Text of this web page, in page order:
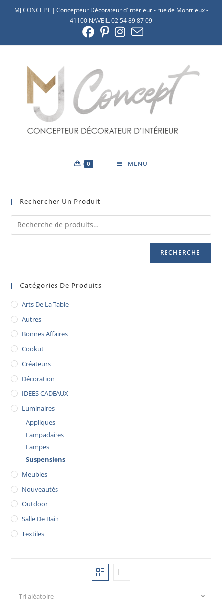
MJ CONCEPT | Concepteur Décorateur d'intérieur - rue de Montrieux -
41100 NAVEIL. 02 54 89 87 09
0 MENU
Tri aléatoire
Rechercher Un Produit
RECHERCHE
Catégories De Produits
Arts De La Table
Autres
Bonnes Affaires
Cookut
Créateurs
Décoration
IDEES CADEAUX
Luminaires
Appliques
Lampadaires
Lampes
Suspensions
Meubles
Nouveautés
Outdoor
Salle De Bain
Textiles